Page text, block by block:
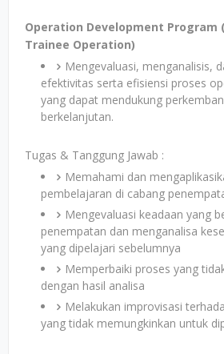
Operation Development Program
Trainee Operation)
Mengevaluasi, menganalisis,
efektivitas serta efisiensi proses
yang dapat mendukung
berkelanjutan.
Tugas & Tanggung Jawab :
Memahami dan
pembelajaran di cabang
Mengevaluasi keadaan yang
penempatan dan menganalisa
yang dipelajari sebelumnya
Memperbaiki proses yang
dengan hasil analisa
Melakukan improvisasi
yang tidak memungkinkan untuk